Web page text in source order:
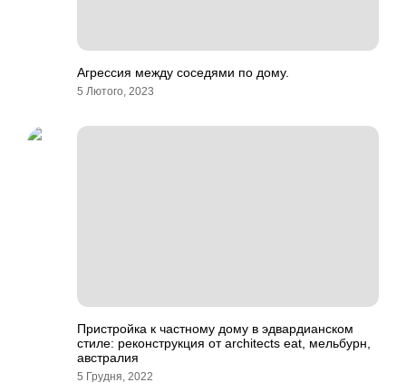
Агрессия между соседями по дому.
5 Лютого, 2023
Пристройка к частному дому в эдвардианском
стиле: реконструкция от architects eat, мельбурн,
австралия
5 Грудня, 2022